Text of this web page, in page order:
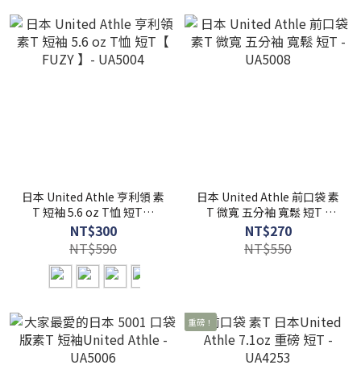
日本 United Athle 亨利領 素
T 短袖 5.6 oz T恤 短T【
FUZY 】- UA5004
NT$300
NT$590
日本 United Athle 前口袋 素
T 微寬 五分袖 寬鬆 短T -
UA5008
NT$270
NT$550
重磅！